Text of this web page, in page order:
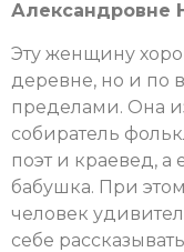
Александровне
Эту женщину
деревне, но и по
пределами. Она
собиратель
поэт и краевед,
бабушка. При
человек
себе